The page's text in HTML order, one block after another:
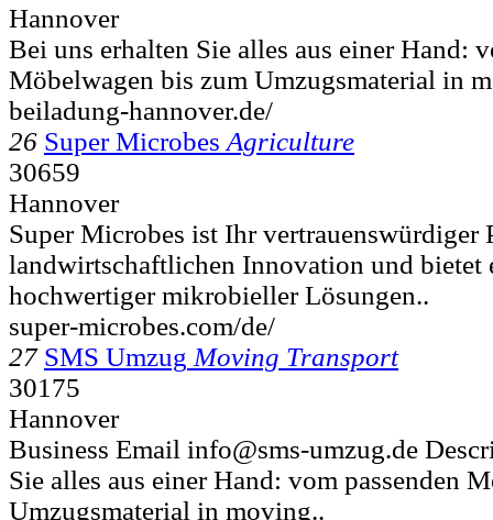
Hannover
Bei uns erhalten Sie alles aus einer Hand:
Möbelwagen bis zum Umzugsmaterial in
beiladung-hannover.de/
26 Super Microbes Agriculture
30659
Hannover
Super Microbes ist Ihr vertrauenswürdiger
landwirtschaftlichen Innovation und bietet
hochwertiger mikrobieller Lösungen..
super-microbes.com/de/
27 SMS Umzug Moving Transport
30175
Hannover
Business Email info@sms-umzug.de
Sie alles aus einer Hand: vom passenden
Umzugsmaterial in moving..